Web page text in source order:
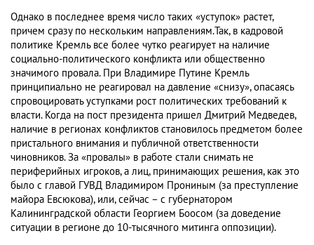
Однако в последнее время число таких «уступок» растет,
причем сразу по нескольким направлениям.Так, в кадровой
политике Кремль все более чутко реагирует на наличие
социально-политического конфликта или общественно
значимого провала. При Владимире Путине Кремль
принципиально не реагировал на давление «снизу», опасаясь
спровоцировать уступками рост политических требований к
власти. Когда на пост президента пришел Дмитрий Медведев,
наличие в регионах конфликтов становилось предметом более
пристального внимания и публичной ответственности
чиновников. За «провалы» в работе стали снимать не
периферийных игроков, а лиц, принимающих решения, как это
было с главой ГУВД Владимиром Прониным (за преступление
майора Евсюкова), или, сейчас – с губернатором
Калининградской области Георгием Боосом (за доведение
ситуации в регионе до 10-тысячного митинга оппозиции).